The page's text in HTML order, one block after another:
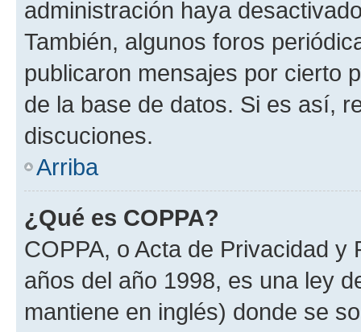
administración haya
También, algunos foros
publicaron mensajes por cierto
de la base de datos. Si es así,
discuciones.
Arriba
¿Qué es COPPA?
COPPA, o Acta de Privacidad
años del año 1998, es una ley
mantiene en inglés) donde se